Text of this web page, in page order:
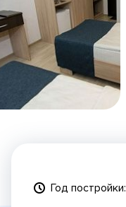
Год постройки: